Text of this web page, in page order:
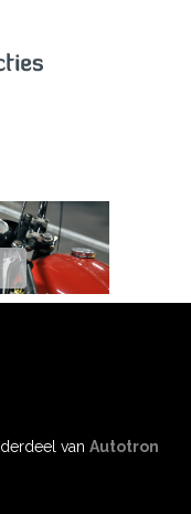
van Autotron